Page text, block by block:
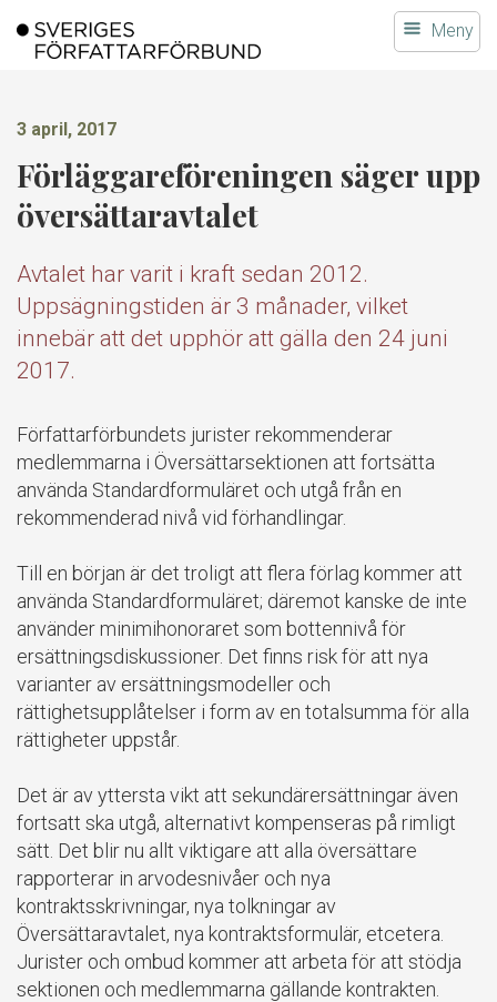
till
Meny
3 april, 2017
Förläggareföreningen säger upp
översättaravtalet
Avtalet har varit i kraft sedan 2012.
Uppsägningstiden är 3 månader, vilket
innebär att det upphör att gälla den 24 juni
2017.
Författarförbundets jurister rekommenderar
medlemmarna i Översättarsektionen att fortsätta
använda Standardformuläret och utgå från en
rekommenderad nivå vid förhandlingar.
Till en början är det troligt att flera förlag kommer att
använda Standardformuläret; däremot kanske de inte
använder minimihonoraret som bottennivå för
ersättningsdiskussioner. Det finns risk för att nya
varianter av ersättningsmodeller och
rättighetsupplåtelser i form av en totalsumma för alla
rättigheter uppstår.
Det är av yttersta vikt att sekundärersättningar även
fortsatt ska utgå, alternativt kompenseras på rimligt
sätt. Det blir nu allt viktigare att alla översättare
rapporterar in arvodesnivåer och nya
kontraktsskrivningar, nya tolkningar av
Översättaravtalet, nya kontraktsformulär, etcetera.
Jurister och ombud kommer att arbeta för att stödja
sektionen och medlemmarna gällande kontrakten.